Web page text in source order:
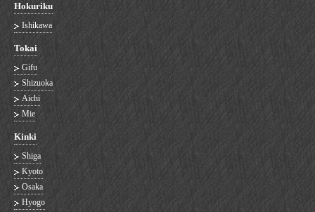
Hokuriku
Ishikawa
Tokai
Gifu
Shizuoka
Aichi
Mie
Kinki
Shiga
Kyoto
Osaka
Hyogo